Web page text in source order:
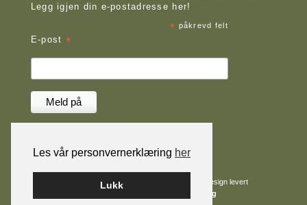
Les vår personvernerklæring her
Lukk
Legg igjen din e-postadresse her!
* påkrevd felt
E-post *
Nettløsningen er levert av
Design levert
Tilgjengelighetserklæring